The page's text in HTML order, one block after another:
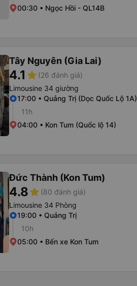
00:30 • Ngọc Hồi - QL14B
Tây Nguyên (Gia Lai)
4.1 star (26 đánh giá)
Limousine 34 giường
17:00 • Quảng Trị (Dọc Quốc Lộ 1A)
11h
04:00 • Kon Tum (Quốc lộ 14)
Đức Thành (Kon Tum)
4.8star (80 đánh giá)
Limousine 34 Phòng
19:00 • Quảng Trị
10h
05:00 • Bến xe Kon Tum